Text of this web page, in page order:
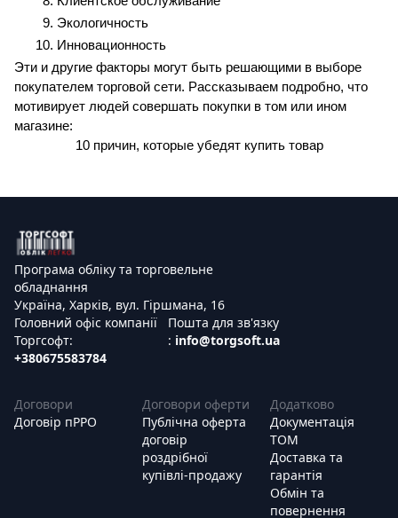
Экологичность
Инновационность
Эти и другие факторы могут быть решающими в выборе
покупателем торговой сети. Рассказываем подробно, что
мотивирует людей совершать покупки в том или ином
магазине:
10 причин, которые убедят купить товар
Програма обліку та торговельне
обладнання
Україна, Харків, вул. Гіршмана, 16
Головний офіс компанії
Торгсофт:
+380675583784
Пошта для зв'язку
: info@torgsoft.ua
Договори
Договір пРРО
Договори оферти
Публічна оферта
договір
роздрібної
купівлі-продажу
Додатково
Документація
ТОМ
Доставка та
гарантія
Обмін та
повернення